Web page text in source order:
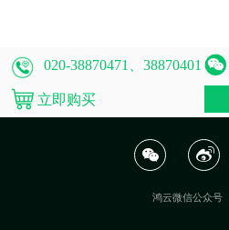
020-38870471、38870401
立即购买
鸿云微信公众号